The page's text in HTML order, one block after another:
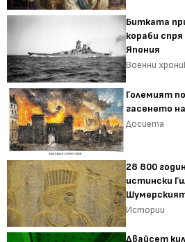
Битката
кораби
Япония
Военни
Големият
гасенето
Досиета
28 800
истински
Истории
Двайсет